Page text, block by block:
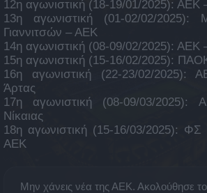
12η αγωνιστική (18-19/01/2025): ΑΕΚ
13η αγωνιστική (01-02/02/2025):
Γιαννιτσών – ΑΕΚ
14η αγωνιστική (08-09/02/2025):
15η αγωνιστική (15-16/02/2025):
16η αγωνιστική (22-23/02/2025):
Άρτας
17η αγωνιστική (08-09/03/
Νίκαιας
18η αγωνιστική (15-16/03/2025): ΦΣ
ΑΕΚ
Μην χάνεις νέα της ΑΕΚ. Ακολούθησε το